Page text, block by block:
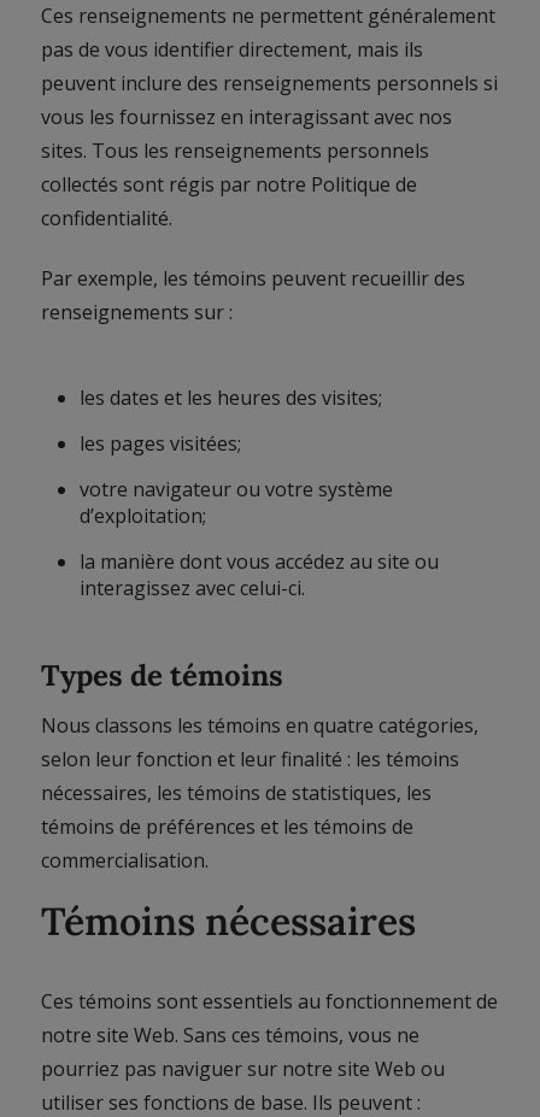
Ces renseignements ne permettent généralement
pas de vous identifier directement, mais ils
peuvent inclure des renseignements personnels si
vous les fournissez en interagissant avec nos
sites. Tous les renseignements personnels
collectés sont régis par notre Politique de
confidentialité.
Par exemple, les témoins peuvent recueillir des
renseignements sur :
les dates et les heures des visites;
les pages visitées;
votre navigateur ou votre système
d’exploitation;
la manière dont vous accédez au site ou
interagissez avec celui-ci.
Types de témoins
Nous classons les témoins en quatre catégories,
selon leur fonction et leur finalité : les témoins
nécessaires, les témoins de statistiques, les
témoins de préférences et les témoins de
commercialisation.
Témoins nécessaires
Ces témoins sont essentiels au fonctionnement de
notre site Web. Sans ces témoins, vous ne
pourriez pas naviguer sur notre site Web ou
utiliser ses fonctions de base. Ils peuvent :